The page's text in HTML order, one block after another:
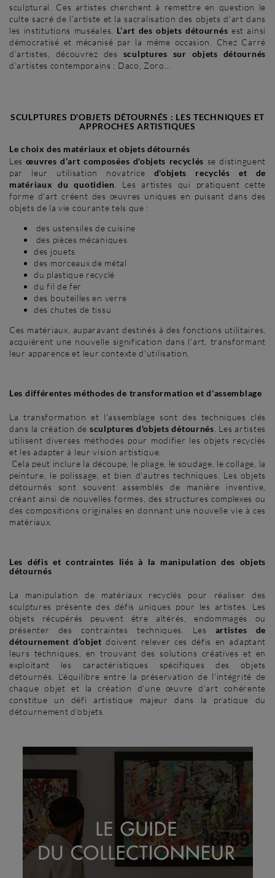
sculptural. Ces artistes cherchent à remettre en question le
culte sacré de l’artiste et la sacralisation des objets d’art dans
les institutions muséales.
L’art des objets détournés est ainsi
démocratisé et mécanisé par la même occasion. Chez Carré
d’artistes, découvrez des sculptures sur objets détournés
d’artistes contemporains : Daco, Zoro…
SCULPTURES D'OBJETS DÉTOURNÉS : LES TECHNIQUES ET
APPROCHES ARTISTIQUES
Le choix des matériaux et objets détournés
Lesœuvres d’art composées d'objets recyclés se distinguent
par leur utilisation novatrice d'objets recyclés et de
matériaux du quotidien . Les artistes qui pratiquent cette
forme d'art créent des œuvres uniques en puisant dans des
objets de la vie courante tels que :
des ustensiles de cuisine
des pièces mécaniques
des jouets
des morceaux de métal
du plastique recyclé
du fil de fer
des bouteilles en verre
des chutes de tissu
Ces matériaux, auparavant destinés à des fonctions utilitaires,
acquièrent une nouvelle signification dans l'art, transformant
leur apparence et leur contexte d'utilisation.
Les différentes méthodes de transformation et d'assemblage
La transformation et l'assemblage sont des techniques clés
dans la création de sculptures d'objets détournés . Les artistes
utilisent diverses méthodes pour modifier les objets recyclés
et les adapter à leur vision artistique.
Cela peut inclure la découpe, le pliage, le soudage, le collage, la
peinture, le polissage, et bien d'autres techniques. Les objets
détournés sont souvent assemblés de manière inventive,
créant ainsi de nouvelles formes, des structures complexes ou
des compositions originales en donnant une nouvelle vie à ces
matériaux.
Les défis et contraintes liés à la manipulation des objets
détournés
La manipulation de matériaux recyclés pour réaliser des
sculptures présente des défis uniques pour les artistes. Les
objets récupérés peuvent être altérés, endommagés ou
présenter des contraintes techniques. Les artistes de
détournement d’objet doivent relever ces défis en adaptant
leurs techniques, en trouvant des solutions créatives et en
exploitant les caractéristiques spécifiques des objets
détournés. L'équilibre entre la préservation de l'intégrité de
chaque objet et la création d'une œuvre d'art cohérente
constitue un défi artistique majeur dans la pratique du
détournement d'objets.